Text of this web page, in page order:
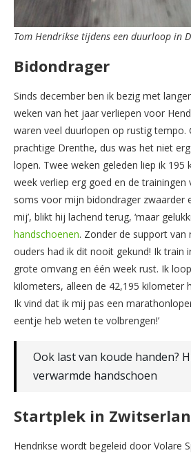
Tom Hendrikse tijdens een duurloop in
Bidondrager
Sinds december ben ik bezig met
weken van het jaar verliepen voor
waren veel duurlopen op rustig tempo.
prachtige Drenthe, dus was het niet
lopen. Twee weken geleden liep ik 195
week verliep erg goed en de trainingen
soms voor mijn bidondrager zwaarder
mij’, blikt hij lachend terug, ‘maar
handschoenen. Zonder de support van
ouders had ik dit nooit gekund! Ik train
grote omvang en één week rust. Ik
kilometers, alleen de 42,195 kilometer
Ik vind dat ik mij pas een
eentje heb weten te volbrengen!’
Ook last van koude handen?
verwarmde handschoen
Startplek in
Hendrikse wordt begeleid door Volare